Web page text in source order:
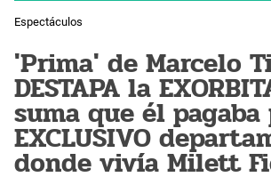
Espectáculos
'Prima' de Marcelo
DESTAPA la
suma que él
EXCLUSIVO
donde vivía Milett